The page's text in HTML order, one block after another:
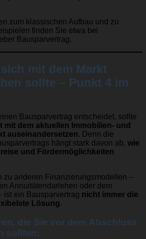
zum klassischen Aufbau und zu
finden Sie etwa bei
Bausparvertrag.
mit dem Markt
sollte – Punkt 4 im
Bausparvertrag entscheidet, sollte
mit dem aktuellen Immobilien- und
auseinandersetzen. Denn die
hängt stark davon ab, wie
und Fördermöglichkeiten
zu anderen Finanzierungsmodellen –
Annuitätendarlehen oder dem
ist ein Bausparvertrag nicht immer die
Lösung.
die Sie vor dem Abschluss
sollten: